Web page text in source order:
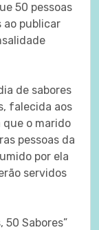
50 pessoas
ao publicar
de sabores
falecida aos
que o marido
pessoas da
por ela
servidos
50 Sabores”